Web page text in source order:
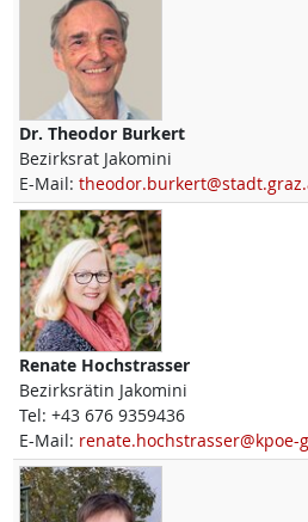
Dr. Theodor Burkert
Bezirksrat Jakomini
E-Mail:
Renate Hochstrasser
Bezirksrätin Jakomini
Tel: +43 676 9359436
E-Mail: renate.hochstrasser@kpoe-